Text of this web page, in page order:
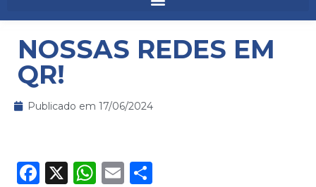
NOSSAS REDES EM
QR!
Publicado em 17/06/2024
Facebook
X WhatsApp
Email